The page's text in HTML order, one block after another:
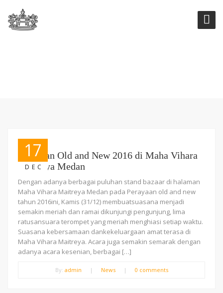
17
DEC
Perayaan Old and New 2016 di Maha Vihara
Maitreya Medan
Dengan adanya berbagai puluhan stand bazaar di halaman
Maha Vihara Maitreya Medan pada Perayaan old and new
tahun 2016ini, Kamis (31/12) membuatsuasana menjadi
semakin meriah dan ramai dikunjungi pengunjung, lima
ratusansuara terompet yang meriah menghiasi setiap waktu.
Suasana kebersamaan dankekeluargaan amat terasa di
Maha Vihara Maitreya. Acara juga semakin semarak dengan
adanya acara kesenian, berbagai […]
By: admin | News | 0 comments